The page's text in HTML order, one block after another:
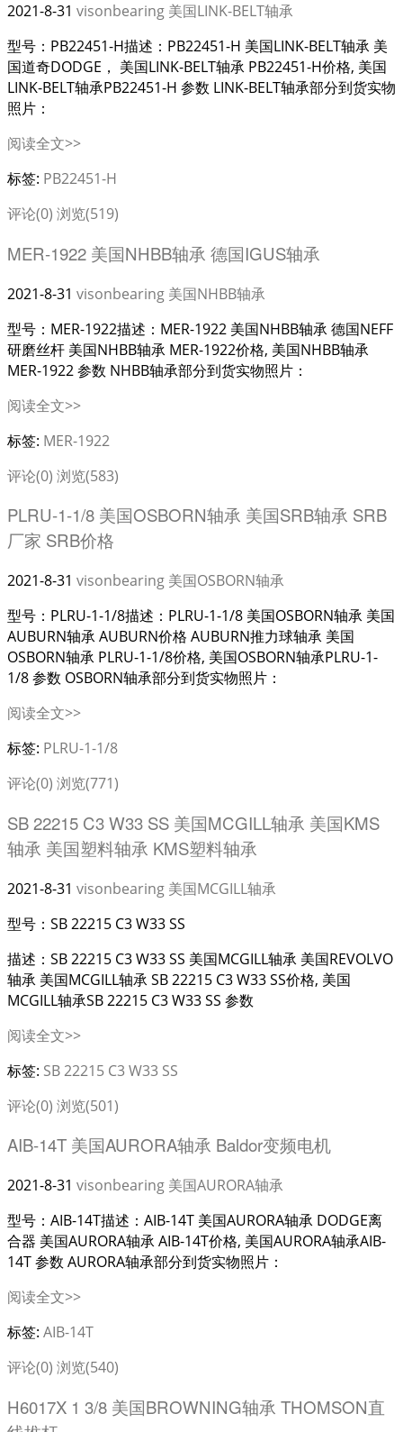
2021-8-31 visonbearing 美国LINK-BELT轴承
型号：PB22451-H描述：PB22451-H 美国LINK-BELT轴承 美
国道奇DODGE， 美国LINK-BELT轴承 PB22451-H价格, 美国
LINK-BELT轴承PB22451-H 参数 LINK-BELT轴承部分到货实物
照片：
阅读全文>>
标签: PB22451-H
评论(0) 浏览(519)
MER-1922 美国NHBB轴承 德国IGUS轴承
2021-8-31 visonbearing 美国NHBB轴承
型号：MER-1922描述：MER-1922 美国NHBB轴承 德国NEFF
研磨丝杆 美国NHBB轴承 MER-1922价格, 美国NHBB轴承
MER-1922 参数 NHBB轴承部分到货实物照片：
阅读全文>>
标签: MER-1922
评论(0) 浏览(583)
PLRU-1-1/8 美国OSBORN轴承 美国SRB轴承 SRB
厂家 SRB价格
2021-8-31 visonbearing 美国OSBORN轴承
型号：PLRU-1-1/8描述：PLRU-1-1/8 美国OSBORN轴承 美国
AUBURN轴承 AUBURN价格 AUBURN推力球轴承 美国
OSBORN轴承 PLRU-1-1/8价格, 美国OSBORN轴承PLRU-1-
1/8 参数 OSBORN轴承部分到货实物照片：
阅读全文>>
标签: PLRU-1-1/8
评论(0) 浏览(771)
SB 22215 C3 W33 SS 美国MCGILL轴承 美国KMS
轴承 美国塑料轴承 KMS塑料轴承
2021-8-31 visonbearing 美国MCGILL轴承
型号：SB 22215 C3 W33 SS
描述：SB 22215 C3 W33 SS 美国MCGILL轴承 美国REVOLVO
轴承 美国MCGILL轴承 SB 22215 C3 W33 SS价格, 美国
MCGILL轴承SB 22215 C3 W33 SS 参数
阅读全文>>
标签: SB 22215 C3 W33 SS
评论(0) 浏览(501)
AIB-14T 美国AURORA轴承 Baldor变频电机
2021-8-31 visonbearing 美国AURORA轴承
型号：AIB-14T描述：AIB-14T 美国AURORA轴承 DODGE离
合器 美国AURORA轴承 AIB-14T价格, 美国AURORA轴承AIB-
14T 参数 AURORA轴承部分到货实物照片：
阅读全文>>
标签: AIB-14T
评论(0) 浏览(540)
H6017X 1 3/8 美国BROWNING轴承 THOMSON直